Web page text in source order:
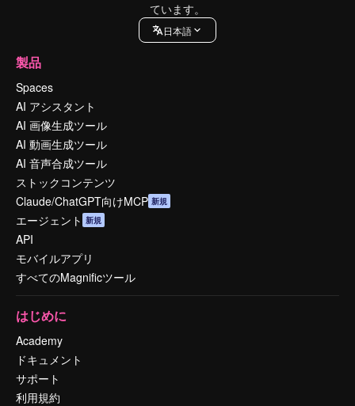
ています。
日本語
製品
Spaces
AI アシスタント
AI 画像生成ツール
AI 動画生成ツール
AI 音声合成ツール
ストックコンテンツ
Claude/ChatGPT向けMCP 新規
エージェント 新規
API
モバイルアプリ
すべてのMagnificツール
はじめに
Academy
ドキュメント
サポート
利用規約